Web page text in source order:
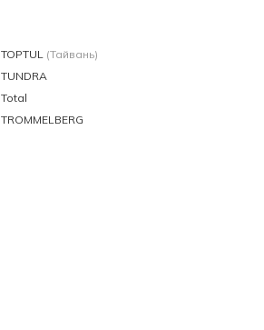
TOPTUL (Тайвань)
TUNDRA
Total
TROMMELBERG